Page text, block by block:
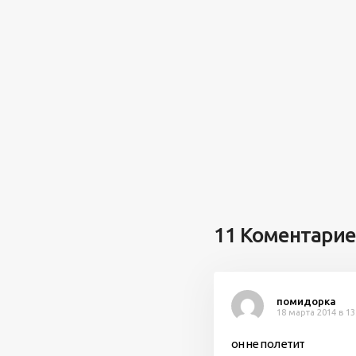
11
помидорка
18 марта 2014 в
он не полетит